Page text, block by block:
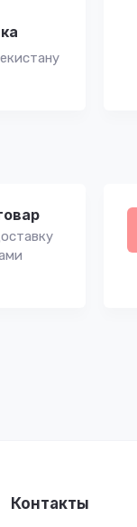
Контакты